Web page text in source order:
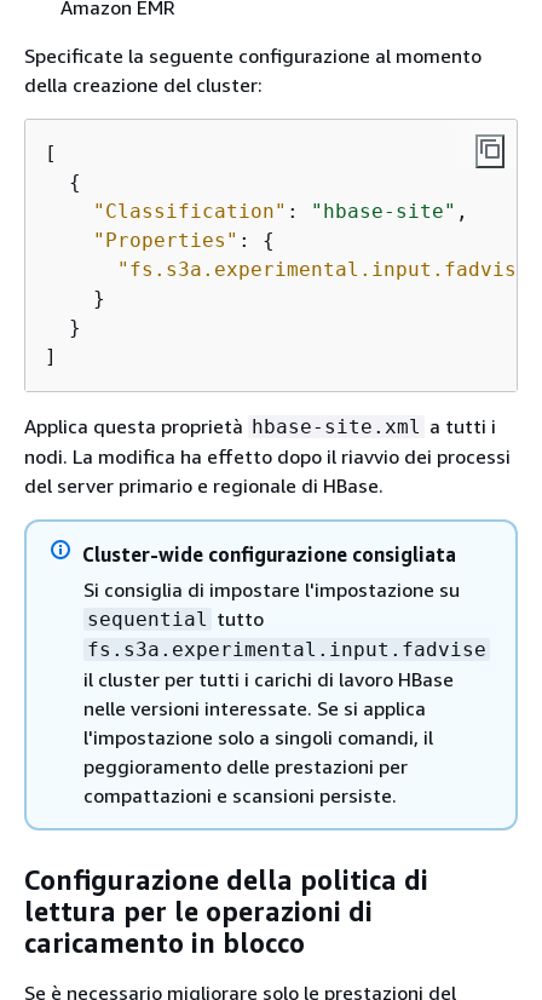
Amazon EMR
Specificate la seguente configurazione al momento
della creazione del cluster:
[
{
"Classification" : "hbase-site" ,
"Properties" : {
"fs.s3a.experimental.input.fadvise"
    }
  }
]
Applica questa proprietà hbase-site.xml a tutti i
nodi. La modifica ha effetto dopo il riavvio dei processi
del server primario e regionale di HBase.
Cluster-wide configurazione consigliata
Si consiglia di impostare l'impostazione su
sequential tutto
fs.s3a.experimental.input.fadvise
il cluster per tutti i carichi di lavoro HBase
nelle versioni interessate. Se si applica
l'impostazione solo a singoli comandi, il
peggioramento delle prestazioni per
compattazioni e scansioni persiste.
Configurazione della politica di
lettura per le operazioni di
caricamento in blocco
Se è necessario migliorare solo le prestazioni del